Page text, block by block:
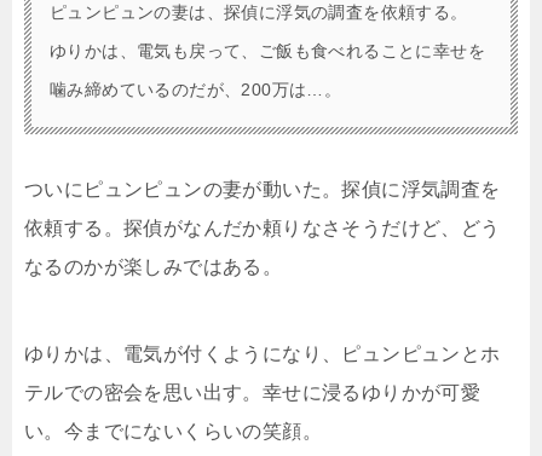
ピュンピュンの妻は、探偵に浮気の調査を依頼する。
ゆりかは、電気も戻って、ご飯も食べれることに幸せを
噛み締めているのだが、200万は…。
ついにピュンピュンの妻が動いた。探偵に浮気調査を
依頼する。探偵がなんだか頼りなさそうだけど、どう
なるのかが楽しみではある。
ゆりかは、電気が付くようになり、ピュンピュンとホ
テルでの密会を思い出す。幸せに浸るゆりかが可愛
い。今までにないくらいの笑顔。